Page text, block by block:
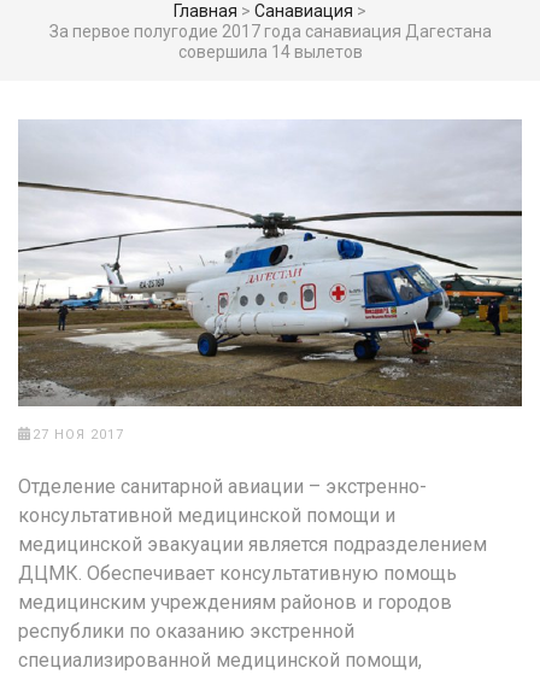
Главная > Санавиация >
За первое полугодие 2017 года санавиация Дагестана
совершила 14 вылетов
27 НОЯ 2017
Отделение санитарной авиации – экстренно-
консультативной медицинской помощи и
медицинской эвакуации является подразделением
ДЦМК. Обеспечивает консультативную помощь
медицинским учреждениям районов и городов
республики по оказанию экстренной
специализированной медицинской помощи,